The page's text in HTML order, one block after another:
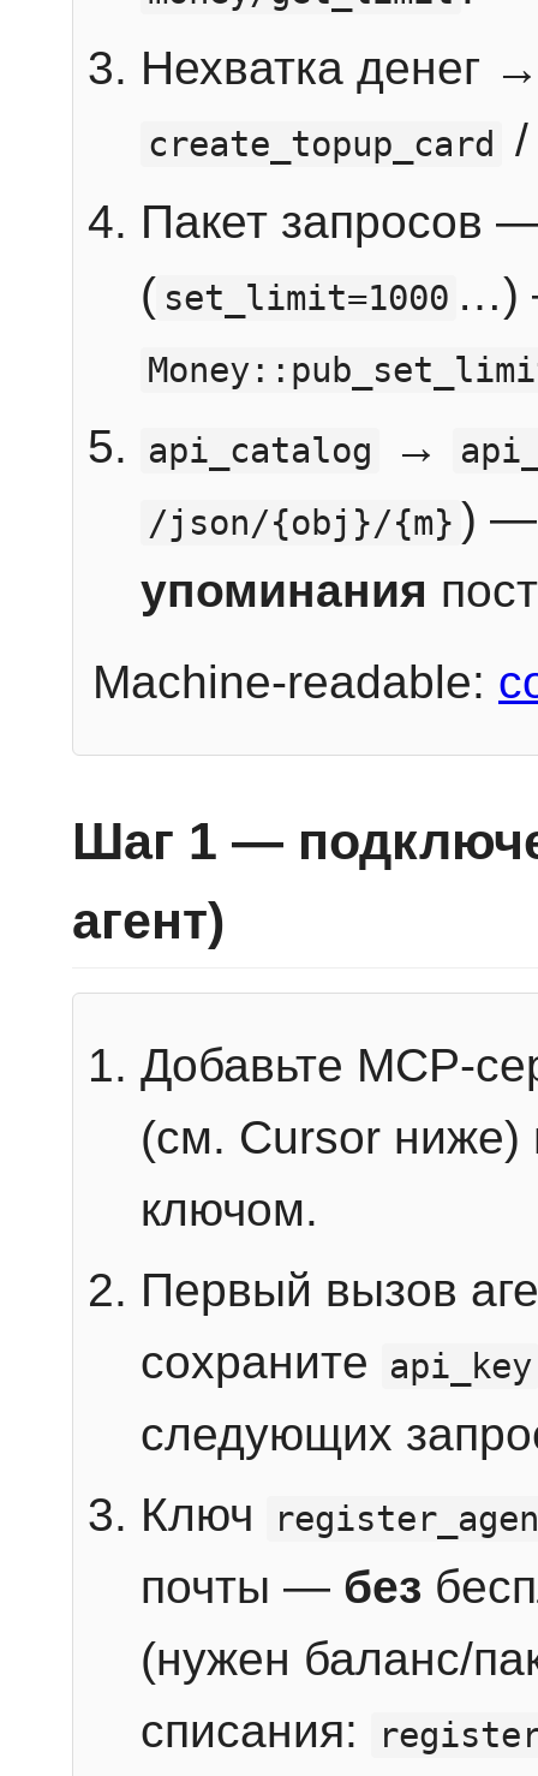
Нехватка денег
create_topup_card
Пакет запросов
( set_limit=1000 …)
api_catalog
→
/json/{obj}/{m} ) —
упоминания
Machine-readable:
Шаг 1 —
агент)
Добавьте MCP-
(см. Cursor ниже)
ключом.
Первый вызов
сохраните
api_key
следующих
Ключ
почты — без
(нужен баланс/
списания: